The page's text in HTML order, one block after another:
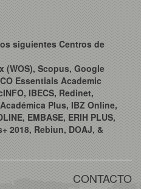
siguientes Centros de
(WOS), Scopus, Google
Essentials Academic
IBECS, Redinet,
Plus, IBZ Online,
EMBASE, ERIH PLUS,
2018, Rebiun, DOAJ, &
CONTACTO